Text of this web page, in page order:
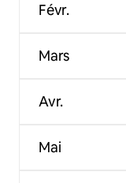
Févr.
Mars
Avr.
Mai